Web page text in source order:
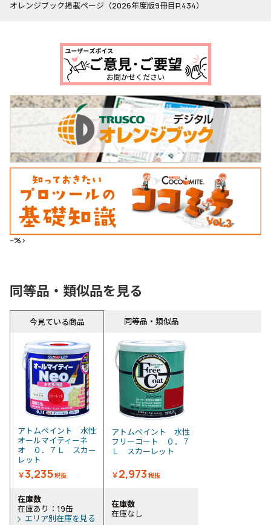
オレンジブック掲載ページ（2026年度版9冊目P.434）
--%>
同等品・類似品を見る
今見ている商品 同等品・類似品
アトムペイント 水性
オールマイティーネ
オ ０．７Ｌ スカー
レット
￥3,235税抜
アトムペイント 水性
フリーコート ０．７
Ｌ スカーレット
￥2,973 税抜
在庫数
在庫あり：19缶
エリア別在庫を見る
在庫数
在庫なし